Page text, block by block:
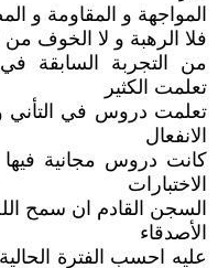
المواجهة و المقاومة و
فلا الرهبة و لا الخوف
من التجربة السابقة
تعلمت الكثير
تعلمت دروس في التأني
الانفعال
كانت دروس مجانية فيها
الاختبارات
السجن القادم ان سمح
الأصدقاء
عليه احسب الفترة